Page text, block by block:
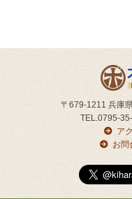
〒679-1211 兵庫
TEL.0795-
ア
お問